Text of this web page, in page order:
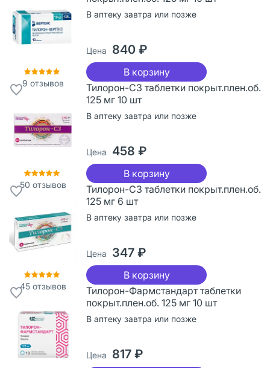
9 отзывов
В аптеку завтра или позже
Цена 840 ₽
В корзину
50 отзывов
Тилорон-СЗ таблетки покрыт.плен.об.
125 мг 10 шт
В аптеку завтра или позже
Цена 458 ₽
В корзину
45отзывов
Тилорон-СЗ таблетки покрыт.плен.об.
125 мг 6 шт
В аптеку завтра или позже
Цена 347 ₽
В корзину
Тилорон-Фармстандарт таблетки
покрыт.плен.об. 125 мг 10 шт
В аптеку завтра или позже
Цена 817 ₽